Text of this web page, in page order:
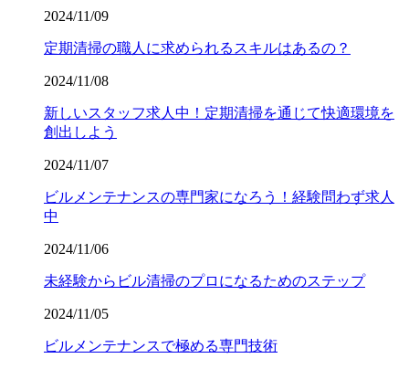
2024/11/09
定期清掃の職人に求められるスキルはあるの？
2024/11/08
新しいスタッフ求人中！定期清掃を通じて快適環境を
創出しよう
2024/11/07
ビルメンテナンスの専門家になろう！経験問わず求人
中
2024/11/06
未経験からビル清掃のプロになるためのステップ
2024/11/05
ビルメンテナンスで極める専門技術